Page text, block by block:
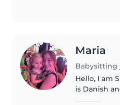
Maria
Babysitting
Hello, I am
is Danish